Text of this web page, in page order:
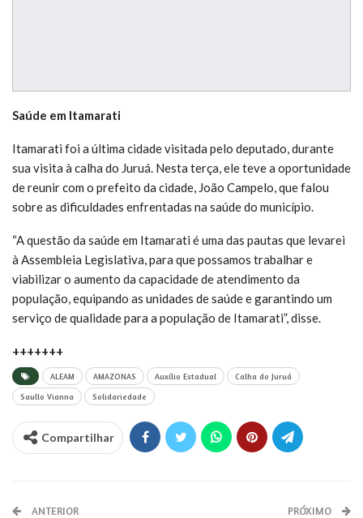
Saúde em Itamarati
Itamarati foi a última cidade visitada pelo deputado, durante
sua visita à calha do Juruá. Nesta terça, ele teve a oportunidade
de reunir com o prefeito da cidade, João Campelo, que falou
sobre as dificuldades enfrentadas na saúde do município.
“A questão da saúde em Itamarati é uma das pautas que levarei
à Assembleia Legislativa, para que possamos trabalhar e
viabilizar o aumento da capacidade de atendimento da
população, equipando as unidades de saúde e garantindo um
serviço de qualidade para a população de Itamarati”, disse.
+++++++
ALEAM AMAZONAS Auxílio Estadual Calha do Juruá
Saullo Vianna Solidariedade
Compartilhar
ANTERIOR PRÓXIMO